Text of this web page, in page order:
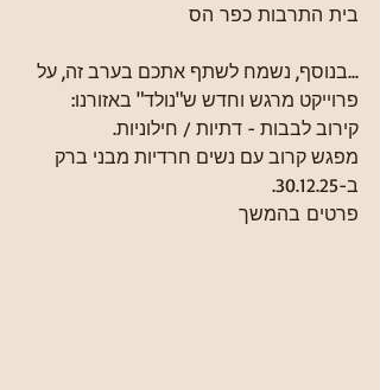
בית התרבות כפר הס
...בנוסף, נשמח לשתף אתכם בערב זה, על
פרוייקט מרגש וחדש ש"נולד" באזורנו:
קירוב לבבות - דתיות / חילוניות.
מפגש קרוב עם נשים חרדיות מבני ברק
ב-30.12.25.
פרטים בהמשך